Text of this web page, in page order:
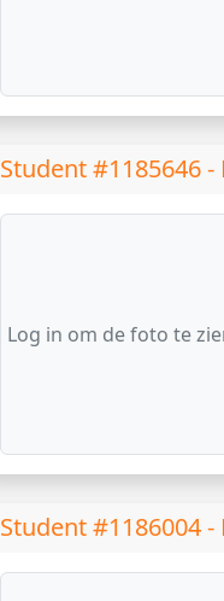
Student #1185646
Log in om de foto te
Student #1186004